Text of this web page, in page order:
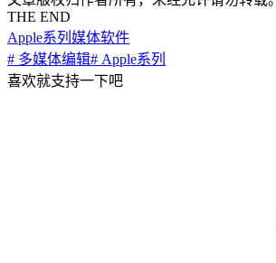
THE END
Apple系列 媒体软件
# 多媒体编辑# Apple系列
喜欢就支持一下吧